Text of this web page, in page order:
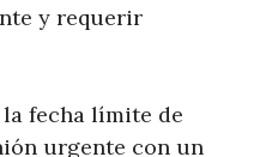
y requerir
la fecha límite de
urgente con un